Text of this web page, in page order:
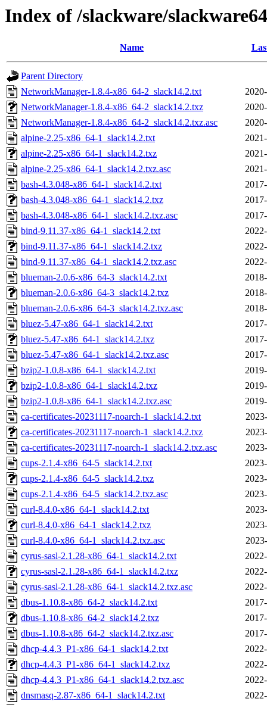
Index of /slackware/
Name
Parent Directory
NetworkManager-1.8.4-x86_64-2_slack14.2.txt
NetworkManager-1.8.4-x86_64-2_slack14.2.txz
NetworkManager-1.8.4-x86_64-2_slack14.2.txz.asc
alpine-2.25-x86_64-1_slack14.2.txt
alpine-2.25-x86_64-1_slack14.2.txz
alpine-2.25-x86_64-1_slack14.2.txz.asc
bash-4.3.048-x86_64-1_slack14.2.txt
bash-4.3.048-x86_64-1_slack14.2.txz
bash-4.3.048-x86_64-1_slack14.2.txz.asc
bind-9.11.37-x86_64-1_slack14.2.txt
bind-9.11.37-x86_64-1_slack14.2.txz
bind-9.11.37-x86_64-1_slack14.2.txz.asc
blueman-2.0.6-x86_64-3_slack14.2.txt
blueman-2.0.6-x86_64-3_slack14.2.txz
blueman-2.0.6-x86_64-3_slack14.2.txz.asc
bluez-5.47-x86_64-1_slack14.2.txt
bluez-5.47-x86_64-1_slack14.2.txz
bluez-5.47-x86_64-1_slack14.2.txz.asc
bzip2-1.0.8-x86_64-1_slack14.2.txt
bzip2-1.0.8-x86_64-1_slack14.2.txz
bzip2-1.0.8-x86_64-1_slack14.2.txz.asc
ca-certificates-20231117-noarch-1_slack14.2.txt
ca-certificates-20231117-noarch-1_slack14.2.txz
ca-certificates-20231117-noarch-1_slack14.2.txz.asc
cups-2.1.4-x86_64-5_slack14.2.txt
cups-2.1.4-x86_64-5_slack14.2.txz
cups-2.1.4-x86_64-5_slack14.2.txz.asc
curl-8.4.0-x86_64-1_slack14.2.txt
curl-8.4.0-x86_64-1_slack14.2.txz
curl-8.4.0-x86_64-1_slack14.2.txz.asc
cyrus-sasl-2.1.28-x86_64-1_slack14.2.txt
cyrus-sasl-2.1.28-x86_64-1_slack14.2.txz
cyrus-sasl-2.1.28-x86_64-1_slack14.2.txz.asc
dbus-1.10.8-x86_64-2_slack14.2.txt
dbus-1.10.8-x86_64-2_slack14.2.txz
dbus-1.10.8-x86_64-2_slack14.2.txz.asc
dhcp-4.4.3_P1-x86_64-1_slack14.2.txt
dhcp-4.4.3_P1-x86_64-1_slack14.2.txz
dhcp-4.4.3_P1-x86_64-1_slack14.2.txz.asc
dnsmasq-2.87-x86_64-1_slack14.2.txt